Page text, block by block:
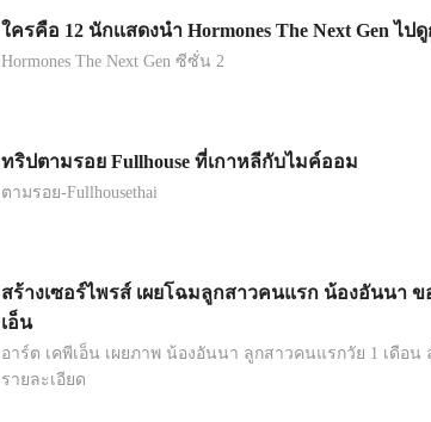
ใครคือ 12 นักเเสดงนำ Hormones The Next Gen ไป
Hormones The Next Gen ซีซั่น 2
ทริปตามรอย Fullhouse ที่เกาหลีกับไมค์ออม
ตามรอย-Fullhousethai
สร้างเซอร์ไพรส์ เผยโฉมลูกสาวคนแรก น้องอันนา ข
เอ็น
อาร์ต เคพีเอ็น เผยภาพ น้องอันนา ลูกสาวคนแรกวัย 1 เดือน
รายละเอียด